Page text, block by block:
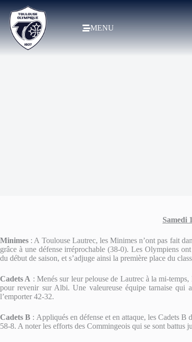
MENU
Samedi
Minimes : A Toulouse Lautrec, les Minimes n’ont pas fait
grâce à une défense irréprochable (38-0). Les Olympiens
du début de saison, et s’adjuge ainsi la première place du
Cadets A : Menés sur leur pelouse de Lautrec à la mi-
pour revenir sur Albi. Une valeureuse équipe tarnaise qui
l’emporter 42-32.
Cadets B : Appliqués en défense et en attaque, les Cadets
58-8. A noter les efforts des Commingeois qui se sont battus